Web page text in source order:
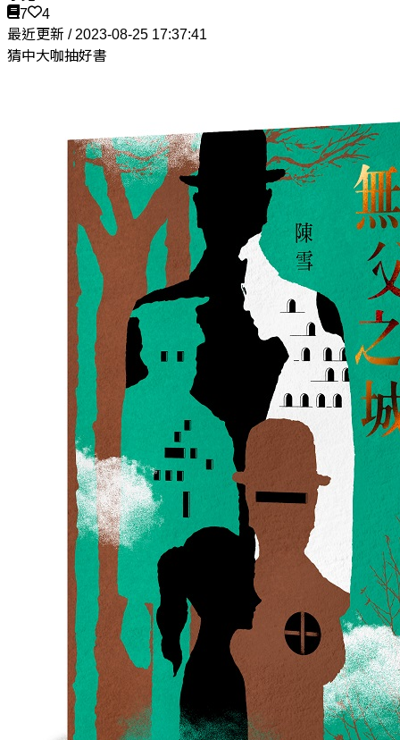
7
4
最近更新 / 2023-08-25 17:37:41
猜中大咖抽好書